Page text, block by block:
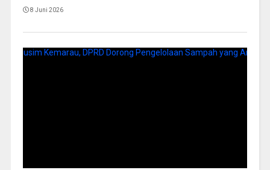
8 Juni 2026